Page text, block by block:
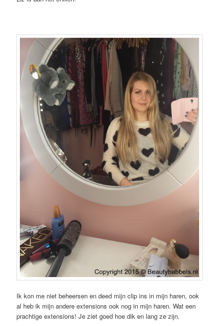
Ik kon me niet beheersen en deed mijn clip ins in mijn haren, ook
al heb ik mijn andere extensions ook nog in mijn haren. Wat een
prachtige extensions! Je ziet goed hoe dik en lang ze zijn.